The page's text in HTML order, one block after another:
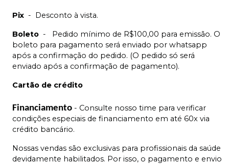
Pix - Desconto à vista.
Boleto -
Pedido mínimo de R$100,00 para emissão. O
boleto para pagamento será enviado por whatsapp
após a confirmação do pedido. (O pedido só será
enviado após a confirmação de pagamento).
Cartão de crédito
Financiamento - Consulte nosso time para verificar
condições especiais de financiamento em até 60x via
crédito bancário.
Nossas vendas são exclusivas para profissionais da saúde
devidamente habilitados. Por isso, o pagamento e envio